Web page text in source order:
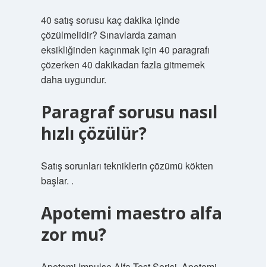
40 satış sorusu kaç dakika içinde
çözülmelidir? Sınavlarda zaman
eksikliğinden kaçınmak için 40 paragrafı
çözerken 40 dakikadan fazla gitmemek
daha uygundur.
Paragraf sorusu nasıl
hızlı çözülür?
Satış sorunları tekniklerin çözümü kökten
başlar. .
Apotemi maestro alfa
zor mu?